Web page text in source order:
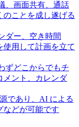
、画面共有、通話
ことを成し遂げる
ダー、空き時間
用して計画を立て
ずどこからでもチ
メント、カレンダ
であり、AI による
などが可能です